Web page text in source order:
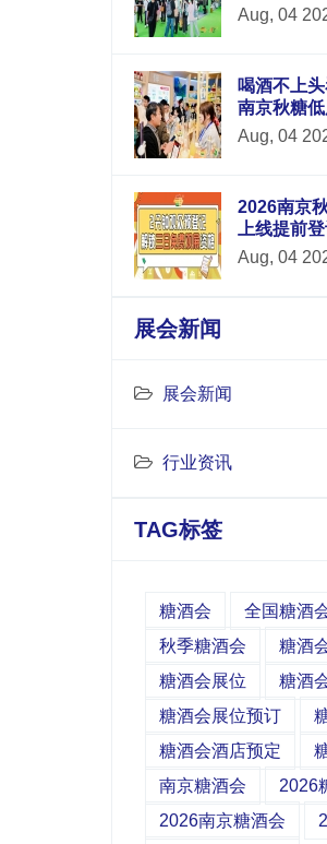
Aug, 04
喝酒不上
南京秋糖
牌方与华
店电商平
Aug, 04
2026南京
上线提前
Aug, 04
展会新闻
展会新闻
行业资讯
TAG标签
糖酒会 全国糖酒
秋季糖酒会
糖酒
糖酒会展位
糖酒
糖酒会展位预订
糖酒会酒店预定
南京糖酒会
2026
2026南京糖酒会